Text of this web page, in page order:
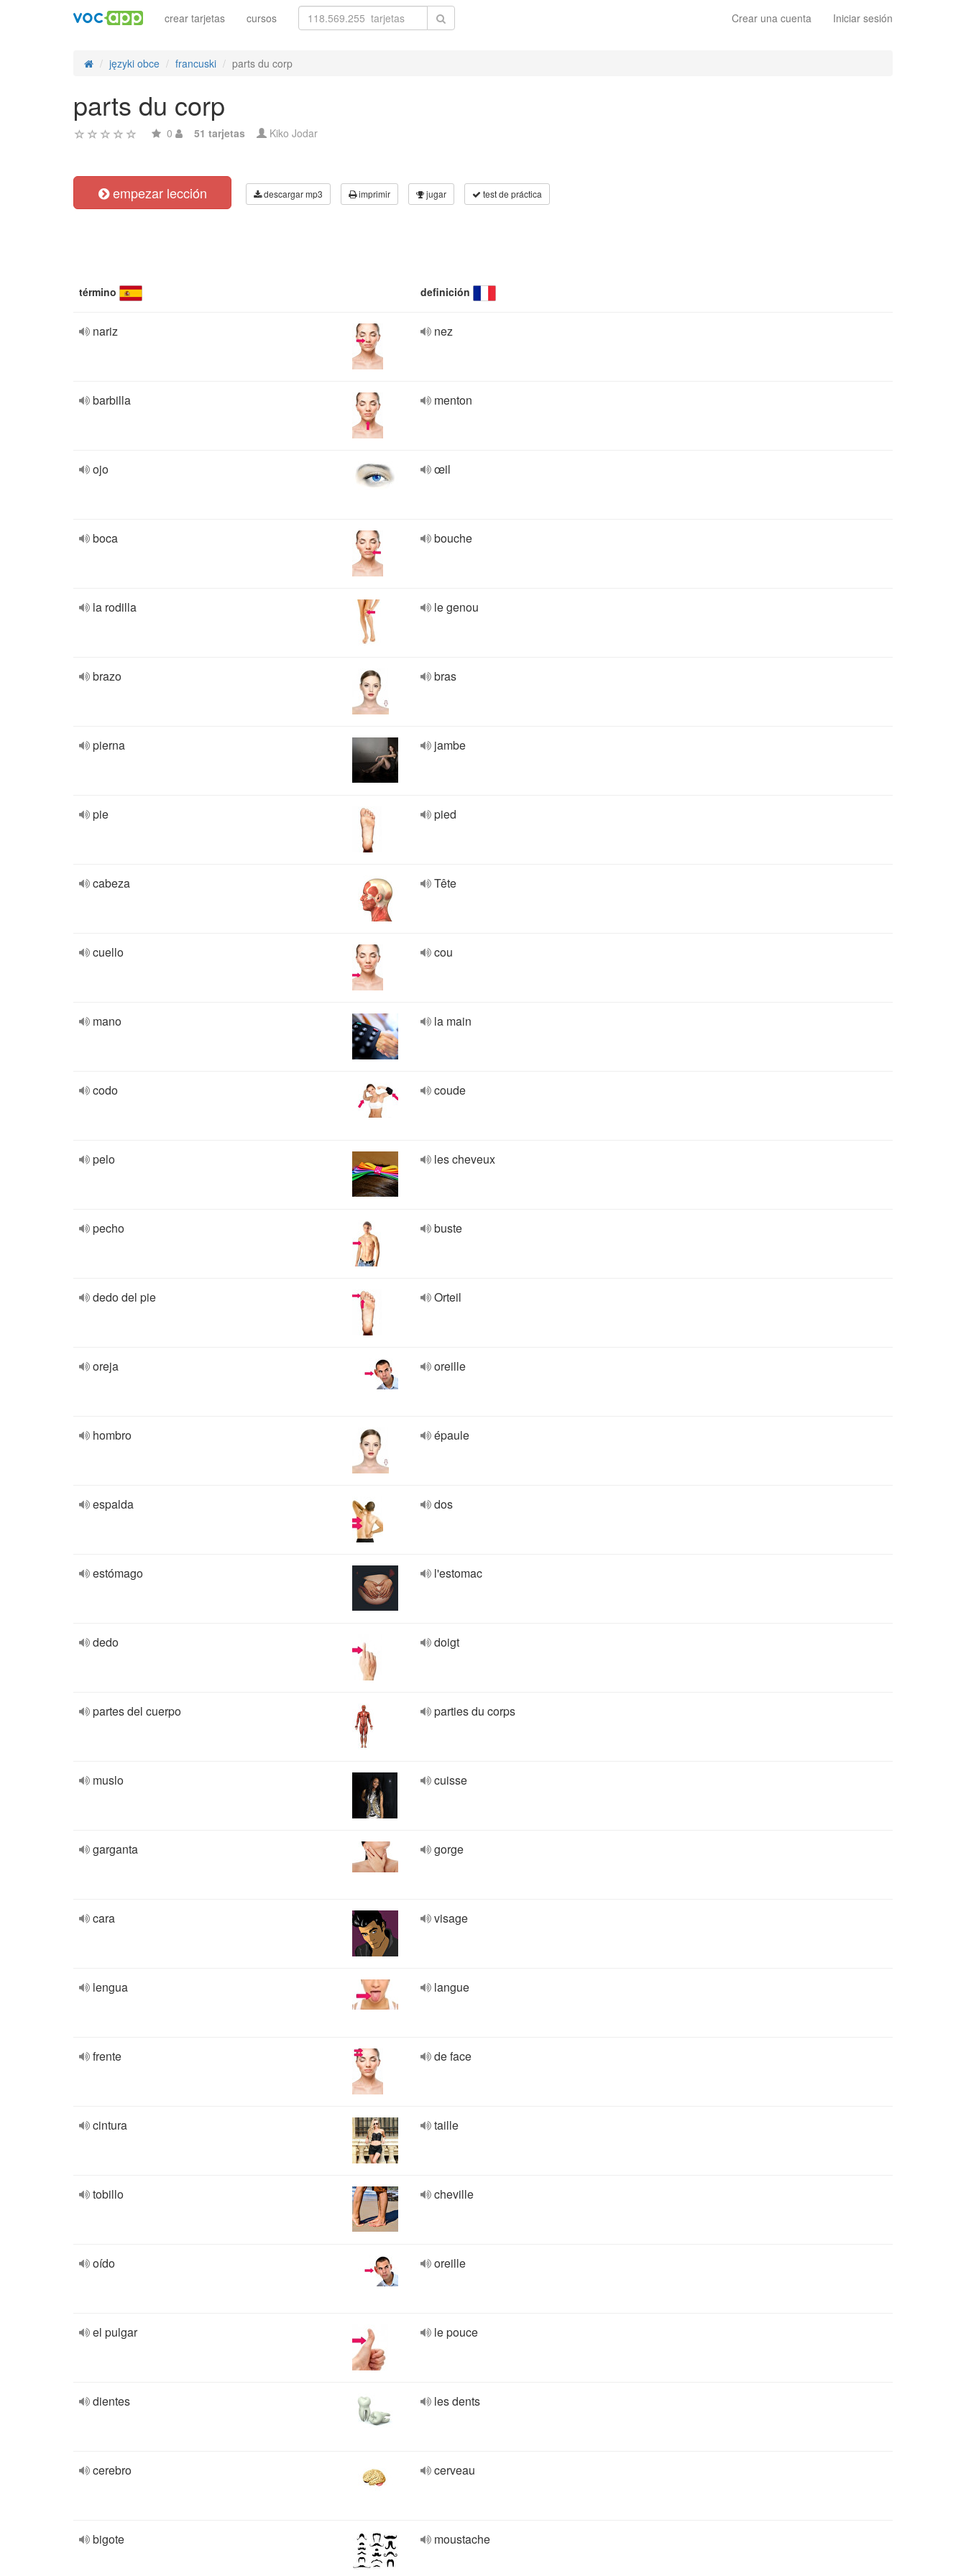
Crear una cuenta Iniciar sesión
crear tarjetas cursos
języki obce francuski parts du corp
parts du corp
0 51 tarjetas Kiko Jodar
empezar lección descargar mp3 imprimir jugar test de práctica
término definición
nariz nez
barbilla menton
ojo œil
boca bouche
la rodilla le genou
brazo bras
pierna jambe
pie pied
cabeza Tête
cuello cou
mano la main
codo coude
pelo les cheveux
pecho buste
dedo del pie Orteil
oreja oreille
hombro épaule
espalda dos
estómago l'estomac
dedo doigt
partes del cuerpo parties du corps
muslo cuisse
garganta gorge
cara visage
lengua langue
frente de face
cintura taille
tobillo cheville
oído oreille
el pulgar le pouce
dientes les dents
cerebro cerveau
bigote moustache